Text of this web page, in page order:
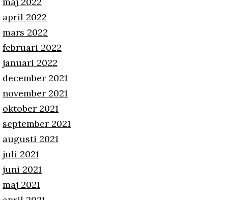
april 2022
mars 2022
februari 2022
januari 2022
december 2021
november 2021
oktober 2021
september 2021
augusti 2021
juli 2021
juni 2021
maj 2021